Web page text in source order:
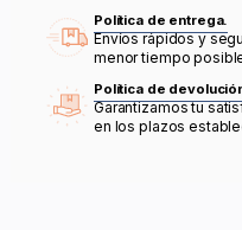
Política de entrega.
Envíos rápidos y
menor tiempo
Política de
Garantizamos tu
en los plazos